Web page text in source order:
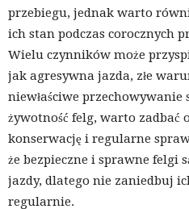
przebiegu, jednak warto
ich stan podczas corocznych
Wielu czynników może
jak agresywna jazda, złe
niewłaściwe przechowywanie
żywotność felg, warto zadbać
konserwację i regularne
że bezpieczne i sprawne felgi
jazdy, dlatego nie zaniedbuj
regularnie.